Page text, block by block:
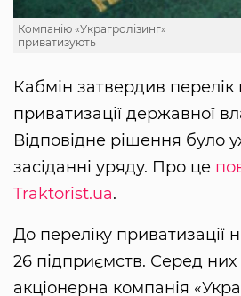
Компанію «Украгролізинг»
приватизують
Кабмін затвердив перелік
приватизації державної
Відповідне рішення було
засіданні уряду. Про це
Traktorist.ua.
До переліку приватизації
26 підприємств. Серед них
акціонерна компанія